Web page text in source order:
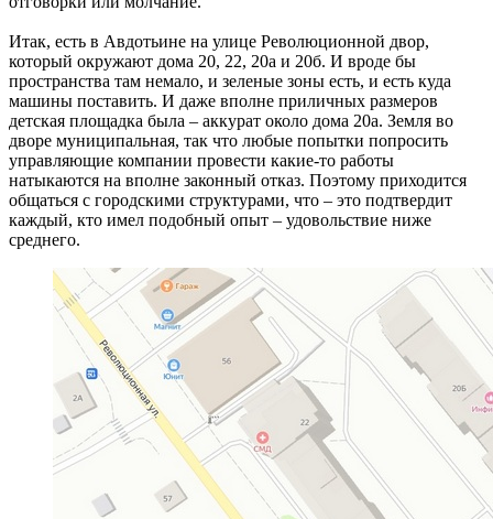
Итак, есть в Авдотьине на улице Революционной двор,
который окружают дома 20, 22, 20а и 20б. И вроде бы
пространства там немало, и зеленые зоны есть, и есть куда
машины поставить. И даже вполне приличных размеров
детская площадка была – аккурат около дома 20а. Земля во
дворе муниципальная, так что любые попытки попросить
управляющие компании провести какие-то работы
натыкаются на вполне законный отказ. Поэтому приходится
общаться с городскими структурами, что – это подтвердит
каждый, кто имел подобный опыт – удовольствие ниже
среднего.